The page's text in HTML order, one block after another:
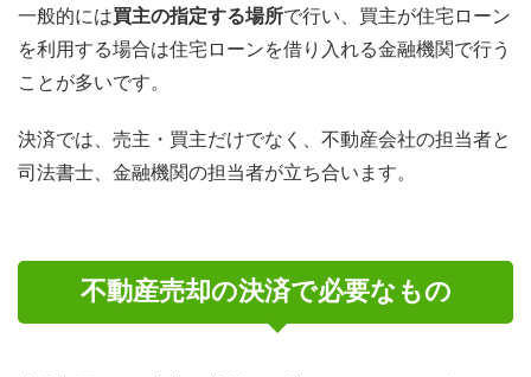
一般的には買主の指定する場所で行い、買主が住宅ローン
を利用する場合は住宅ローンを借り入れる金融機関で行う
ことが多いです。
決済では、売主・買主だけでなく、不動産会社の担当者と
司法書士、金融機関の担当者が立ち合います。
不動産売却の決済で必要なもの